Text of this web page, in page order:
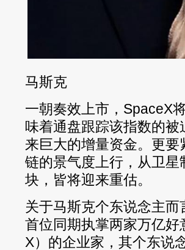
马斯克
一朝奏效上市，SpaceX
味着通盘跟踪该指数的
来巨大的增量资金。更
链的景气度上行，从卫
块，皆将迎来重估。
关于马斯克个东说念主
首位同期执掌两家万亿
X）的企业家，其个东说